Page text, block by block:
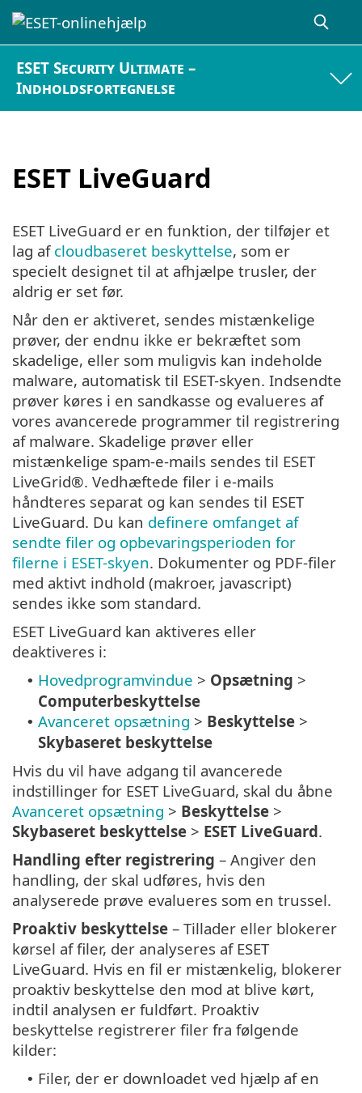
ESET Security Ultimate –
Indholdsfortegnelse
ESET LiveGuard
ESET LiveGuard er en funktion, der tilføjer et
lag af cloudbaseret beskyttelse, som er
specielt designet til at afhjælpe trusler, der
aldrig er set før.
Når den er aktiveret, sendes mistænkelige
prøver, der endnu ikke er bekræftet som
skadelige, eller som muligvis kan indeholde
malware, automatisk til ESET-skyen. Indsendte
prøver køres i en sandkasse og evalueres af
vores avancerede programmer til registrering
af malware. Skadelige prøver eller
mistænkelige spam-e-mails sendes til ESET
LiveGrid®. Vedhæftede filer i e-mails
håndteres separat og kan sendes til ESET
LiveGuard. Du kan definere omfanget af
sendte filer og opbevaringsperioden for
filerne i ESET-skyen. Dokumenter og PDF-filer
med aktivt indhold (makroer, javascript)
sendes ikke som standard.
ESET LiveGuard kan aktiveres eller
deaktiveres i:
• Hovedprogramvindue > Opsætning >
Computerbeskyttelse
• Avanceret opsætning > Beskyttelse >
Skybaseret beskyttelse
Hvis du vil have adgang til avancerede
indstillinger for ESET LiveGuard, skal du åbne
Avanceret opsætning > Beskyttelse >
Skybaseret beskyttelse > ESET LiveGuard.
Handling efter registrering – Angiver den
handling, der skal udføres, hvis den
analyserede prøve evalueres som en trussel.
Proaktiv beskyttelse – Tillader eller blokerer
kørsel af filer, der analyseres af ESET
LiveGuard. Hvis en fil er mistænkelig, blokerer
proaktiv beskyttelse den mod at blive kørt,
indtil analysen er fuldført. Proaktiv
beskyttelse registrerer filer fra følgende
kilder:
• Filer, der er downloadet ved hjælp af en